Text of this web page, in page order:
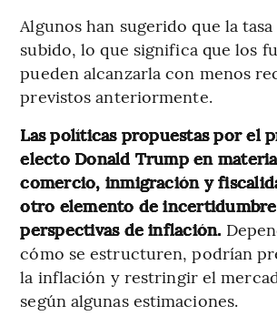
Algunos han sugerido que la
subido, lo que significa que los
pueden alcanzarla con menos
previstos anteriormente.
Las políticas propuestas por el
electo Donald Trump en
comercio, inmigración y
otro elemento de incertidumbre
perspectivas de inflación.
cómo se estructuren, podrían
la inflación y restringir el
según algunas estimaciones.